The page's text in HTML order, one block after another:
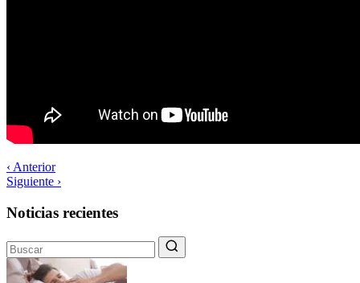
‹ Anterior
Siguiente ›
Noticias recientes